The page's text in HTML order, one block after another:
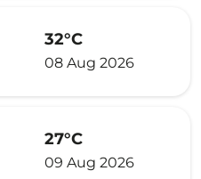
32°C
08 Aug 2026
27°C
09 Aug 2026